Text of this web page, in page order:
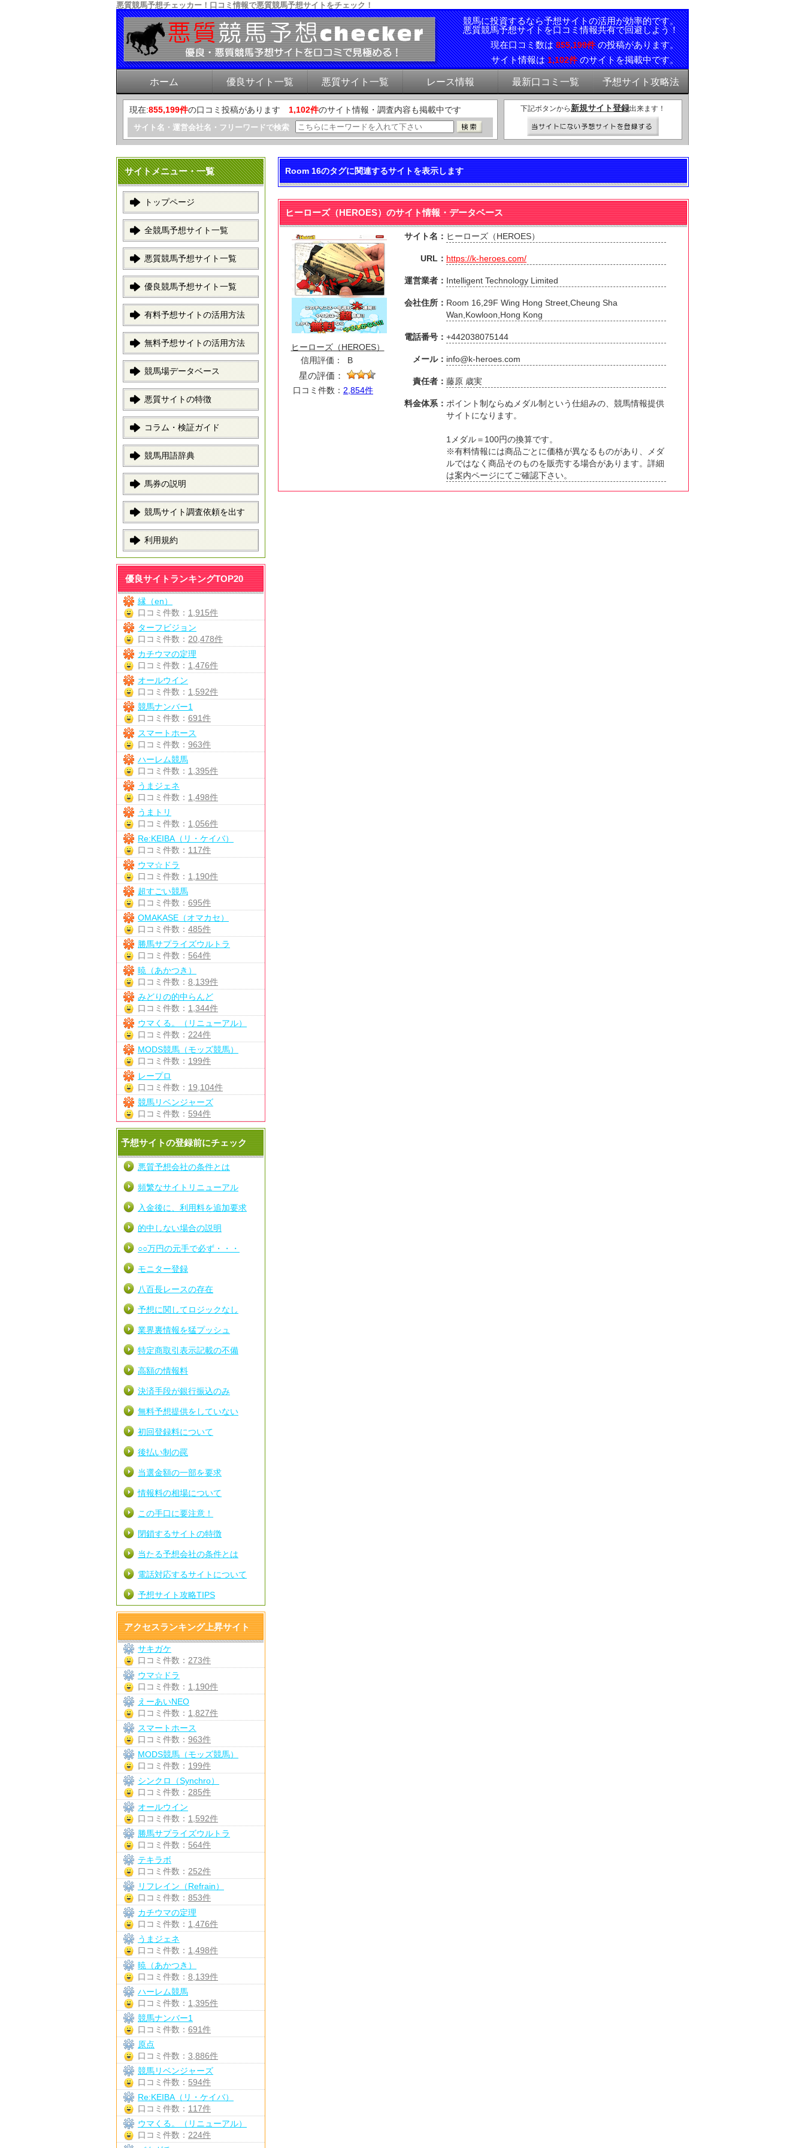
悪質競馬予想チェッカー！口コミ情報で悪質競馬予想サイトをチェック！
競馬に投資するなら予想サイトの活用が効率的です。
悪質競馬予想サイトを口コミ情報共有で回避しよう！
現在口コミ数は855,199件の投稿があります。
サイト情報は1,102件のサイトを掲載中です。
ホーム 優良サイト一覧 悪質サイト一覧 レース情報 最新口コミ一覧 予想サイト攻略法
現在:855,199件の口コミ投稿があります 1,102件のサイト情報・調査内容も掲載中です
サイト名・運営会社名・フリーワードで検索
下記ボタンから 新規サイト登録出来ます！
サイトメニュー・一覧
トップページ
全競馬予想サイト一覧
悪質競馬予想サイト一覧
優良競馬予想サイト一覧
有料予想サイトの活用方法
無料予想サイトの活用方法
競馬場データベース
悪質サイトの特徴
コラム・検証ガイド
競馬用語辞典
馬券の説明
競馬サイト調査依頼を出す
利用規約
優良サイトランキングTOP20
縁（en）
口コミ件数： 1,915件
ターフビジョン
口コミ件数： 20,478件
カチウマの定理
口コミ件数： 1,476件
オールウイン
口コミ件数： 1,592件
競馬ナンバー1
口コミ件数： 691件
スマートホース
口コミ件数： 963件
ハーレム競馬
口コミ件数： 1,395件
うまジェネ
口コミ件数： 1,498件
うまトリ
口コミ件数： 1,056件
Re:KEIBA（リ・ケイバ）
口コミ件数： 117件
ウマ☆ドラ
口コミ件数： 1,190件
超すごい競馬
口コミ件数： 695件
OMAKASE（オマカセ）
口コミ件数： 485件
勝馬サプライズウルトラ
口コミ件数： 564件
暁（あかつき）
口コミ件数： 8,139件
みどりの的中らんど
口コミ件数： 1,344件
ウマくる。（リニューアル）
口コミ件数： 224件
MODS競馬（モッズ競馬）
口コミ件数： 199件
レープロ
口コミ件数： 19,104件
競馬リベンジャーズ
口コミ件数： 594件
予想サイトの登録前にチェック
悪質予想会社の条件とは
頻繁なサイトリニューアル
入金後に、利用料を追加要求
的中しない場合の説明
○○万円の元手で必ず・・・
モニター登録
八百長レースの存在
予想に関してロジックなし
業界裏情報を猛プッシュ
特定商取引表示記載の不備
高額の情報料
決済手段が銀行振込のみ
無料予想提供をしていない
初回登録料について
後払い制の罠
当選金額の一部を要求
情報料の相場について
この手口に要注意！
閉鎖するサイトの特徴
当たる予想会社の条件とは
電話対応するサイトについて
予想サイト攻略TIPS
アクセスランキング上昇サイト
サキガケ
口コミ件数： 273件
ウマ☆ドラ
口コミ件数： 1,190件
えーあいNEO
口コミ件数： 1,827件
スマートホース
口コミ件数： 963件
MODS競馬（モッズ競馬）
口コミ件数： 199件
シンクロ（Synchro）
口コミ件数： 285件
オールウイン
口コミ件数： 1,592件
勝馬サプライズウルトラ
口コミ件数： 564件
テキラボ
口コミ件数： 252件
リフレイン（Refrain）
口コミ件数： 853件
カチウマの定理
口コミ件数： 1,476件
うまジェネ
口コミ件数： 1,498件
暁（あかつき）
口コミ件数： 8,139件
ハーレム競馬
口コミ件数： 1,395件
競馬ナンバー1
口コミ件数： 691件
原点
口コミ件数： 3,886件
競馬リベンジャーズ
口コミ件数： 594件
Re:KEIBA（リ・ケイバ）
口コミ件数： 117件
ウマくる。（リニューアル）
口コミ件数： 224件
Room 16のタグに関連するサイトを表示します
ヒーローズ（HEROES）のサイト情報・データベース
ヒーローズ（HEROES）
信用評価：
B
星の評価：
口コミ件数： 2,854件
サイト名： ヒーローズ（HEROES）
URL： https://k-heroes.com/
運営業者： Intelligent Technology Limited
会社住所： Room 16,29F Wing Hong Street,Cheung Sha
Wan,Kowloon,Hong Kong
電話番号： +442038075144
メール： info@k-heroes.com
責任者： 藤原 歳実
料金体系： ポイント制ならぬメダル制という仕組みの、競馬情報提供
サイトになります。
1メダル＝100円の換算です。
※有料情報には商品ごとに価格が異なるものがあり、メダ
ルではなく商品そのものを販売する場合があります。詳細
は案内ページにてご確認下さい。